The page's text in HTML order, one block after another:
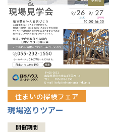
住まいの探検フェア
現場巡りツアー
開催期間